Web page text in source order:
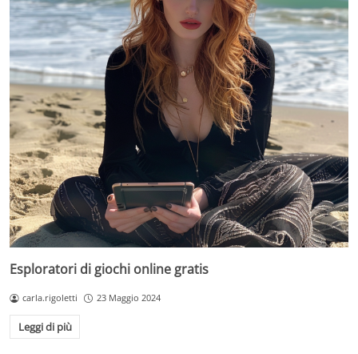
Esploratori di giochi online gratis
carla.rigoletti 23 Maggio 2024
Leggi di più